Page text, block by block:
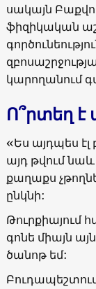
սակայն
ֆիզիկական
կարողանում
Ո՞րտեղ է
«Ես այդպես
այդ թվում
քաղաքս
ընկնի:
Թուրքիայում
գոնե միայն
ծանոթ եմ: